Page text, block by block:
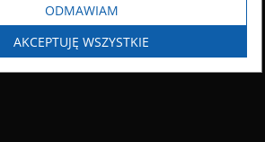
ODMAWIAM
AKCEPTUJĘ WSZYSTKIE